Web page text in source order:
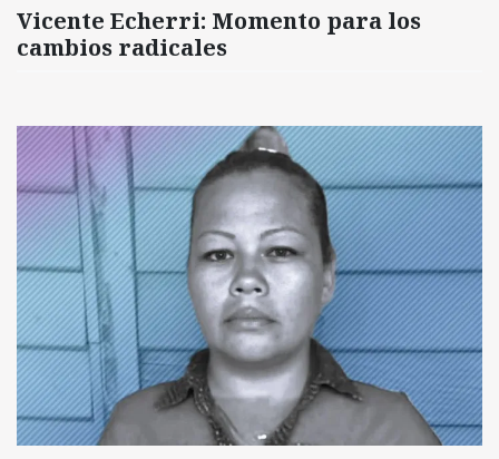
Vicente Echerri: Momento para los
cambios radicales